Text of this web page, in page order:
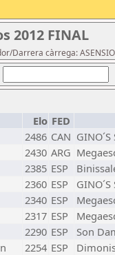
2012 FINAL
Darrera càrrega: ASENSIO
Elo FED
2486 CAN
2430 ARG
2385 ESP
2360 ESP
2340 ESP
2317 ESP
2290 ESP
Son
2254 ESP